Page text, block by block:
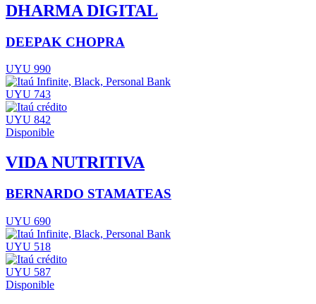
DHARMA DIGITAL
DEEPAK CHOPRA
UYU 990
UYU 743
UYU 842
Disponible
VIDA NUTRITIVA
BERNARDO STAMATEAS
UYU 690
UYU 518
UYU 587
Disponible